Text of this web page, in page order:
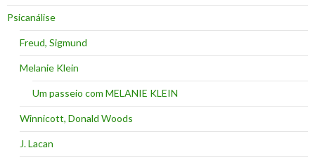
Psicanálise
Freud, Sigmund
Melanie Klein
Um passeio com MELANIE KLEIN
Winnicott, Donald Woods
J. Lacan